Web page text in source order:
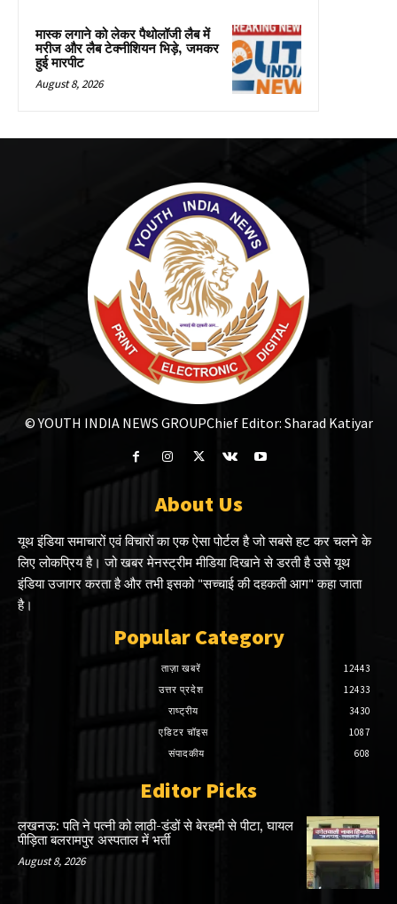
मास्क लगाने को लेकर पैथोलॉजी लैब में
मरीज और लैब टेक्नीशियन भिड़े, जमकर
हुई मारपीट
August 8, 2026
© YOUTH INDIA NEWS GROUPChief Editor: Sharad Katiyar
About Us
यूथ इंडिया समाचारों एवं विचारों का एक ऐसा पोर्टल है जो सबसे हट कर चलने के
लिए लोकप्रिय है। जो खबर मेनस्ट्रीम मीडिया दिखाने से डरती है उसे यूथ
इंडिया उजागर करता है और तभी इसको "सच्चाई की दहकती आग" कहा जाता
है।
Popular Category
ताज़ा खबरें
12443
उत्तर प्रदेश
12433
राष्ट्रीय
3430
एडिटर चॉइस
1087
संपादकीय
608
Editor Picks
लखनऊ: पति ने पत्नी को लाठी-डंडों से बेरहमी से पीटा, घायल
पीड़िता बलरामपुर अस्पताल में भर्ती
August 8, 2026